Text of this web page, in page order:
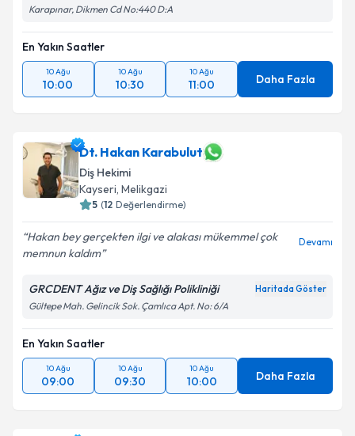
Karapınar, Dikmen Cd No:440 D:A
En Yakın Saatler
10 Ağu
10:00
10 Ağu
10:30
10 Ağu
11:00 Daha Fazla
Dt. Hakan Karabulut
Diş Hekimi
Kayseri, Melikgazi
5 (12 Değerlendirme)
Hakan bey gerçekten ilgi ve alakası mükemmel çok
memnun kaldım
Devamı
GRCDENT Ağız ve Diş Sağlığı Polikliniği Haritada Göster
Gültepe Mah. Gelincik Sok. Çamlıca Apt. No: 6/A
En Yakın Saatler
10 Ağu
09:00
10 Ağu
09:30
10 Ağu
10:00 Daha Fazla